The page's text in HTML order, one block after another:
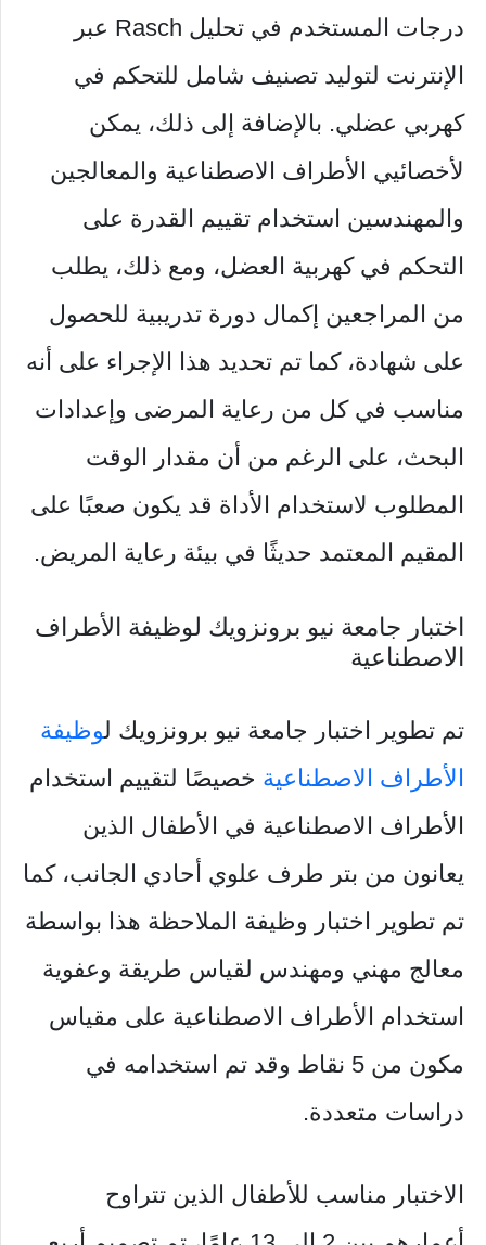
درجات المستخدم في تحليل Rasch عبر
الإنترنت لتوليد تصنيف شامل للتحكم في
كهربي عضلي. بالإضافة إلى ذلك، يمكن
لأخصائيي الأطراف الاصطناعية والمعالجين
والمهندسين استخدام تقييم القدرة على
التحكم في كهربية العضل، ومع ذلك، يطلب
من المراجعين إكمال دورة تدريبية للحصول
على شهادة، كما تم تحديد هذا الإجراء على أنه
مناسب في كل من رعاية المرضى وإعدادات
البحث، على الرغم من أن مقدار الوقت
المطلوب لاستخدام الأداة قد يكون صعبًا على
المقيم المعتمد حديثًا في بيئة رعاية المريض.
اختبار جامعة نيو برونزويك لوظيفة الأطراف
الاصطناعية
تم تطوير اختبار جامعة نيو برونزويك لوظيفة
الأطراف الاصطناعية خصيصًا لتقييم استخدام
الأطراف الاصطناعية في الأطفال الذين
يعانون من بتر طرف علوي أحادي الجانب، كما
تم تطوير اختبار وظيفة الملاحظة هذا بواسطة
معالج مهني ومهندس لقياس طريقة وعفوية
استخدام الأطراف الاصطناعية على مقياس
مكون من 5 نقاط وقد تم استخدامه في
دراسات متعددة.
الاختبار مناسب للأطفال الذين تتراوح